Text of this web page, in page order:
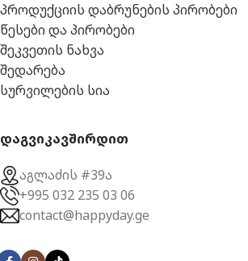
პროდუქციის დაბრუნების პირობები
წესები და პირობები
შეკვეთის ნახვა
შედარება
სურვილების სია
დაგვიკავშირდით
აგლაძის #39ა
+995 032 235 03 06
contact@happyday.ge